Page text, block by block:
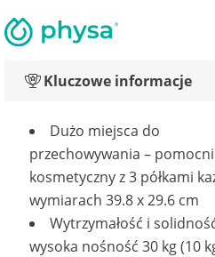
Kluczowe informacje
Dużo miejsca do
przechowywania –
kosmetyczny z 3 półkami
wymiarach 39.8 x 29.6 cm
Wytrzymałość i
wysoka nośność 30 kg (10